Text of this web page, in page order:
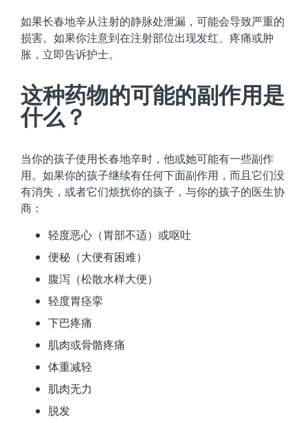
如果长春地辛从注射的静脉处泄漏，可能会导致严重的
损害。如果你注意到在注射部位出现发红、疼痛或肿
胀，立即告诉护士。
这种药物的可能的副作用是
什么？
当你的孩子使用长春地辛时，他或她可能有一些副作
用。如果你的孩子继续有任何下面副作用，而且它们没
有消失，或者它们烦扰你的孩子，与你的孩子的医生协
商：
轻度恶心（胃部不适）或呕吐
便秘（大便有困难）
腹泻（松散水样大便）
轻度胃痉挛
下巴疼痛
肌肉或骨骼疼痛
体重减轻
肌肉无力
脱发